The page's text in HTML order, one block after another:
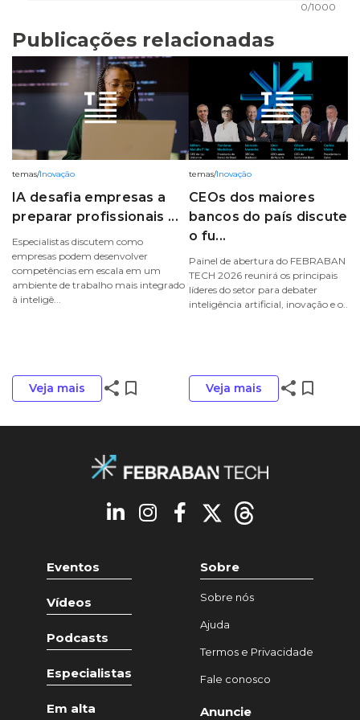
0/1000
Publicações relacionadas
temas/Inovação
IA desafia empresas a
preparar profissionais ...
Especialistas discutem como
empresas podem desenvolver
competências em escala em um
ambiente de trabalho mais integrado
à inteligê...
Veja mais share bookmark_border
temas/Inovação
CEOs dos maiores
bancos do país discutem
o fu...
Painel de abertura do FEBRABAN
TECH 2026 reunirá os principais
líderes do setor para debater
inteligência artificial, inovação e o...
Veja mais share bookmark_border
Eventos
Vídeos
Podcasts
Especialistas
Em alta
Sobre
Sobre nós
Ajuda
Termos e Privacidade
Fale conosco
Anuncie